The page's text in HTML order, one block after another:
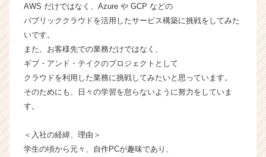
カ
ト
が
届
く
イ
ト
AWS だけではなく、Azure や GCP などの
パブリッククラウドを活用したサービス構築に挑戦をしてみた
いです。
また、お客様先での業務だけではなく、
ギブ・アンド・テイクのプロジェクトとして
クラウドを利用した業務に挑戦してみたいと思っています。
そのためにも、日々の学習を怠らないように努力をしていま
す。
＜入社の経緯、理由＞
学生の頃から元々、自作PCが趣味であり、